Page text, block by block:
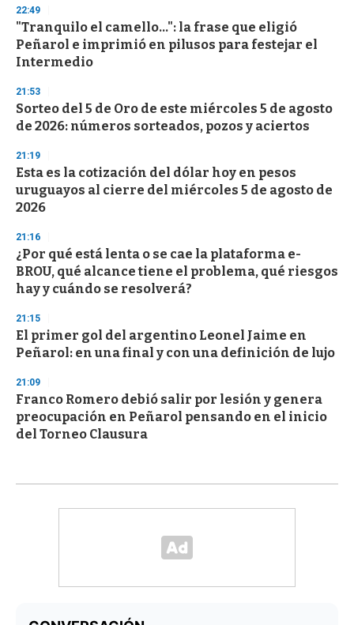
d
s
22:49
"Tranquilo el camello...": la frase que eligió
Peñarol e imprimió en pilusos para festejar el
Intermedio
21:53
Sorteo del 5 de Oro de este miércoles 5 de agosto
de 2026: números sorteados, pozos y aciertos
21:19
Esta es la cotización del dólar hoy en pesos
uruguayos al cierre del miércoles 5 de agosto de
2026
21:16
¿Por qué está lenta o se cae la plataforma e-
BROU, qué alcance tiene el problema, qué riesgos
hay y cuándo se resolverá?
21:15
El primer gol del argentino Leonel Jaime en
Peñarol: en una final y con una definición de lujo
21:09
Franco Romero debió salir por lesión y genera
preocupación en Peñarol pensando en el inicio
del Torneo Clausura